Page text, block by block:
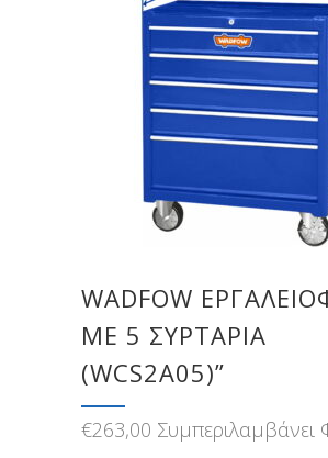
WADFOW
ME 5 ΣΥΡΤΑΡΙΑ
(WCS2A05)”
€263,00 Συμπεριλαμβάνει